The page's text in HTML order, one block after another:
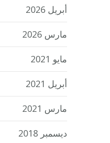
أبريل 2026
مارس 2026
مايو 2021
أبريل 2021
مارس 2021
ديسمبر 2018